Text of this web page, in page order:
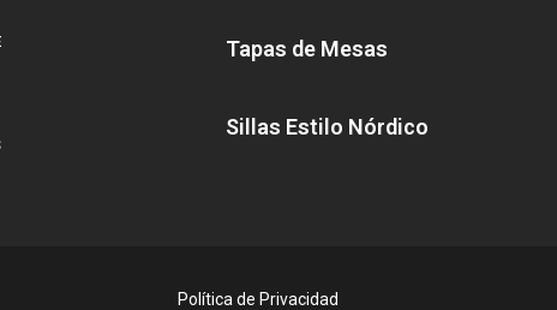
Tapas de Mesas
Sillas Estilo Nórdico
Política de Privacidad